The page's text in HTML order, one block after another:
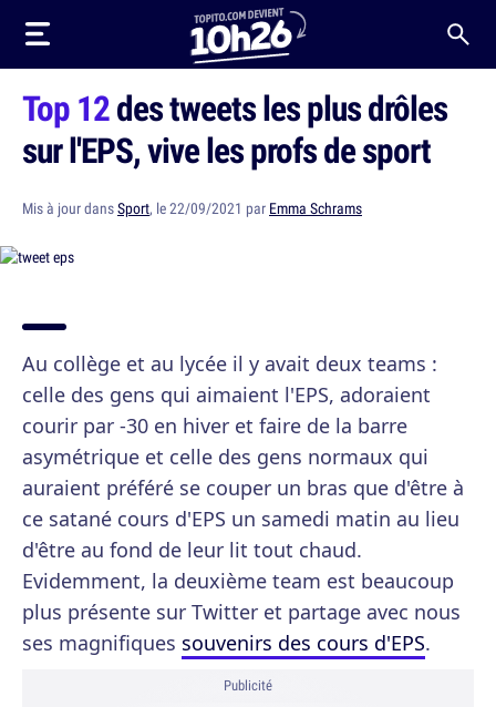
Top 12des tweets les plus drôles
sur l'EPS, vive les profs de sport
Mis à jour dansSport, le 22/09/2021 par Emma Schrams
Au collège et au lycée il y avait deux teams :
celle des gens qui aimaient l'EPS, adoraient
courir par -30 en hiver et faire de la barre
asymétrique et celle des gens normaux qui
auraient préféré se couper un bras que d'être à
ce satané cours d'EPS un samedi matin au lieu
d'être au fond de leur lit tout chaud.
Evidemment, la deuxième team est beaucoup
plus présente sur Twitter et partage avec nous
ses magnifiques souvenirs des cours d'EPS.
Publicité